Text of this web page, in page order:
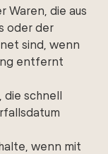
Waren, die aus
oder der
sind, wenn
entfernt
die schnell
wenn mit